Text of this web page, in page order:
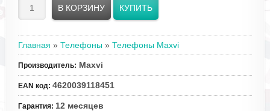
Главная » Телефоны » Телефоны Maxvi
Производитель: Maxvi
EAN код: 4620039118451
Гарантия: 12 месяцев